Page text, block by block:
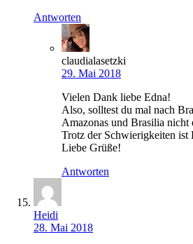
Antworten
claudialasetzki
29. Mai 2018
Vielen Dank liebe Edna!
Also, solltest du mal nach
Amazonas und Brasilia nicht
Trotz der Schwierigkeiten ist
Liebe Grüße!
Antworten
Heidi
28. Mai 2018